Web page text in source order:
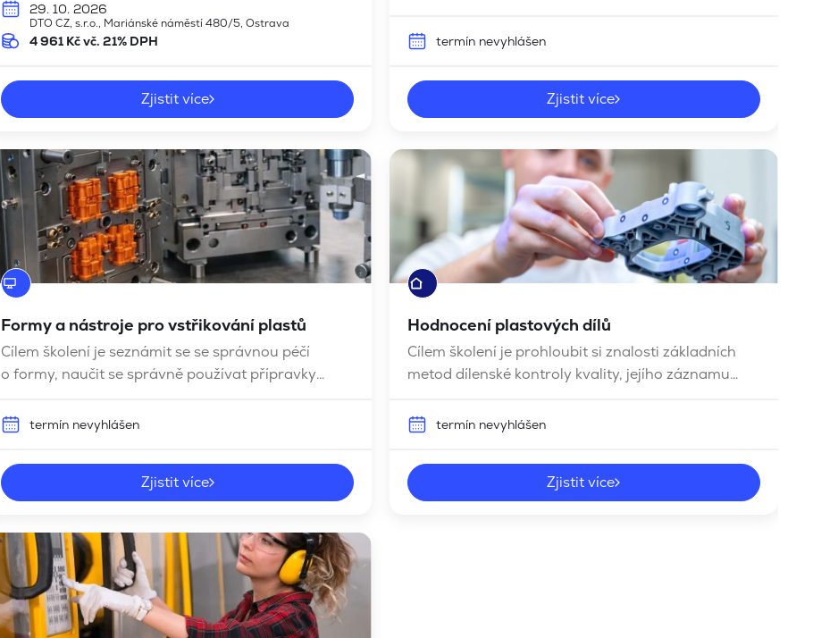
29. 10. 2026
DTO CZ, s.r.o., Mariánské náměstí 480/5, Ostrava
4 961 Kč vč. 21% DPH
Zjistit více
termín nevyhlášen
Zjistit více
Formy a nástroje pro vstřikování plastů
Cílem školení je seznámit se se správnou péčí
o formy, naučit se správně používat přípravky
údržby během procesu, uvědomit si vztah mezi
termín nevyhlášen
Zjistit více
Hodnocení plastových dílů
Cílem školení je prohloubit si znalosti základních
metod dílenské kontroly kvality, jejího záznamu
termín nevyhlášen
Zjistit více